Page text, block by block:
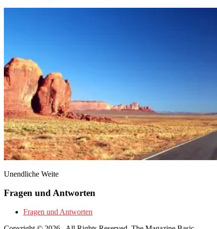
Unendliche Weite
Fragen und Antworten
Fragen und Antworten